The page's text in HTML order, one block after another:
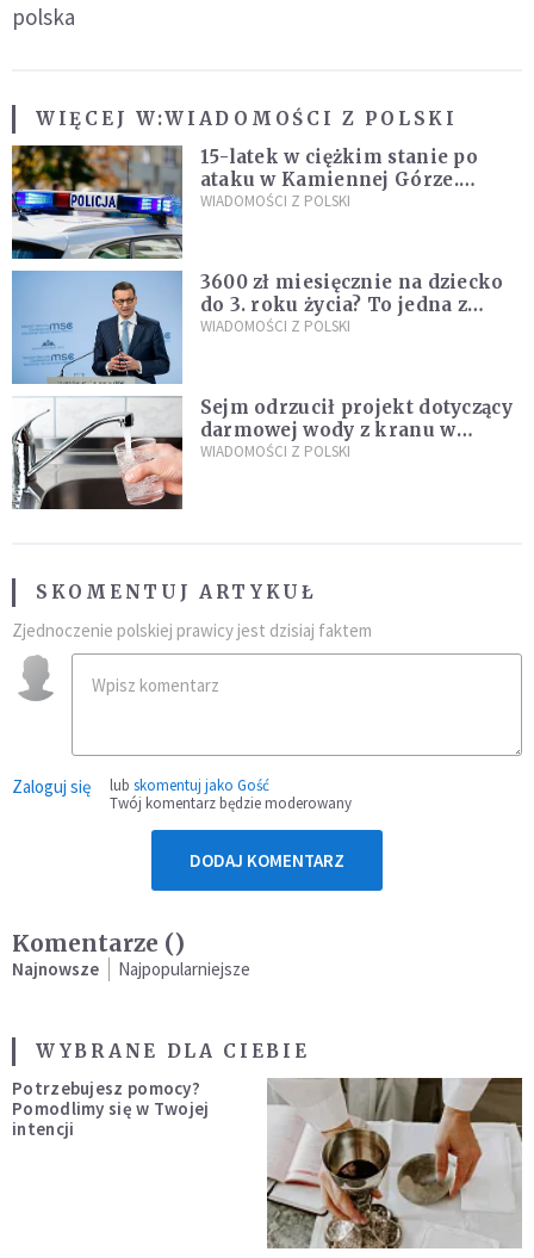
polska
WIĘCEJ W:WIADOMOŚCI Z POLSKI
15-latek w ciężkim stanie po
ataku w Kamiennej Górze.
Policja zatrzymała dwóch
WIADOMOŚCI Z POLSKI
3600 zł miesięcznie na dziecko
do 3. roku życia? To jedna z
propozycji programu "Rozwój
WIADOMOŚCI Z POLSKI
Sejm odrzucił projekt dotyczący
darmowej wody z kranu w
restauracjach
WIADOMOŚCI Z POLSKI
SKOMENTUJ ARTYKUŁ
Zjednoczenie polskiej prawicy jest dzisiaj faktem
Zaloguj się lub skomentuj jako Gość
Twój komentarz będzie moderowany
DODAJ KOMENTARZ
Komentarze ()
Najnowsze Najpopularniejsze
WYBRANE DLA CIEBIE
Potrzebujesz pomocy?
Pomodlimy się w Twojej
intencji